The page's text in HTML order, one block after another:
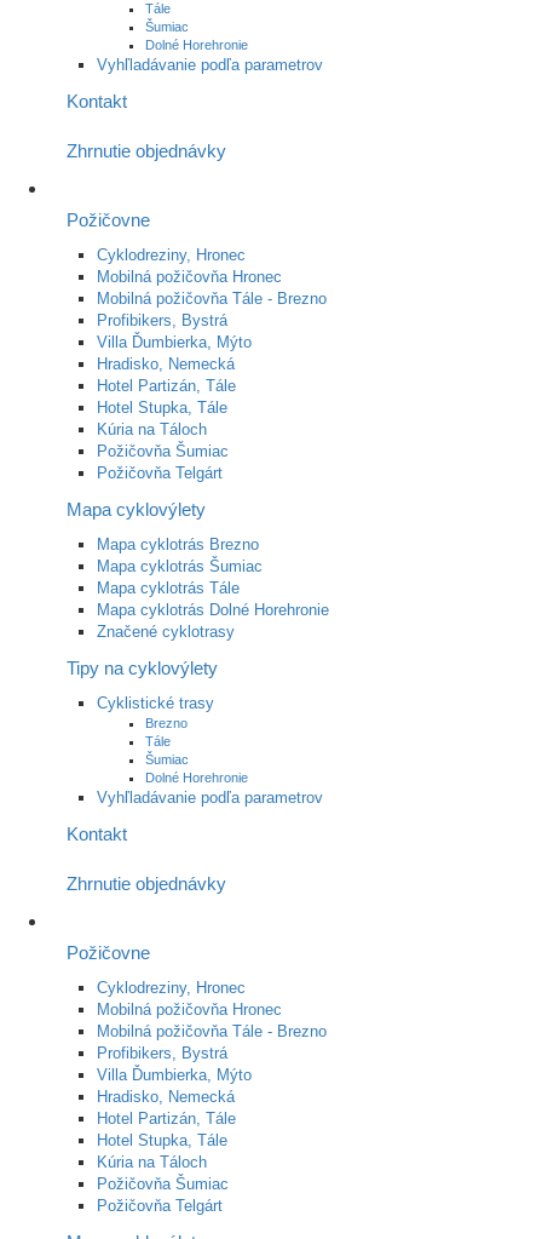
Tále
Šumiac
Dolné Horehronie
Vyhľladávanie podľa parametrov
Kontakt
Zhrnutie objednávky
Požičovne
Cyklodreziny, Hronec
Mobilná požičovňa Hronec
Mobilná požičovňa Tále - Brezno
Profibikers, Bystrá
Villa Ďumbierka, Mýto
Hradisko, Nemecká
Hotel Partizán, Tále
Hotel Stupka, Tále
Kúria na Táloch
Požičovňa Šumiac
Požičovňa Telgárt
Mapa cyklovýlety
Mapa cyklotrás Brezno
Mapa cyklotrás Šumiac
Mapa cyklotrás Tále
Mapa cyklotrás Dolné Horehronie
Značené cyklotrasy
Tipy na cyklovýlety
Cyklistické trasy
Brezno
Tále
Šumiac
Dolné Horehronie
Vyhľladávanie podľa parametrov
Kontakt
Zhrnutie objednávky
Požičovne
Cyklodreziny, Hronec
Mobilná požičovňa Hronec
Mobilná požičovňa Tále - Brezno
Profibikers, Bystrá
Villa Ďumbierka, Mýto
Hradisko, Nemecká
Hotel Partizán, Tále
Hotel Stupka, Tále
Kúria na Táloch
Požičovňa Šumiac
Požičovňa Telgárt